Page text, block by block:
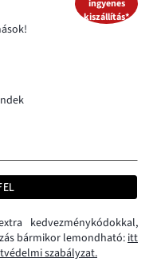
ingyenes
kiszállítás*
kedvezménykódokkal,
bármikor lemondható:itt
szabályzat.